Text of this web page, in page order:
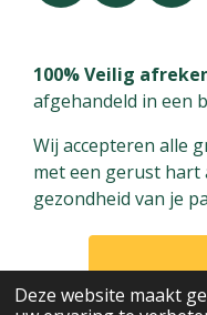
Deze website maakt
a
e
b
o
k
i
t
e
e
s
t
i
k
e
I
n
100% Veilig
afgehandeld in een
Wij accepteren alle
met een gerust hart
gezondheid van je